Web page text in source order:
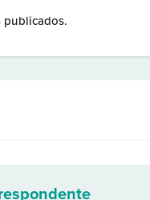
publicados.